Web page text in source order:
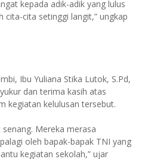
kepada adik-adik yang lulus
cita-cita setinggi langit,” ungkap
Ibu Yuliana Stika Lutok, S.Pd,
dan terima kasih atas
kegiatan kelulusan tersebut.
Mereka merasa
oleh bapak-bapak TNI yang
kegiatan sekolah,” ujar